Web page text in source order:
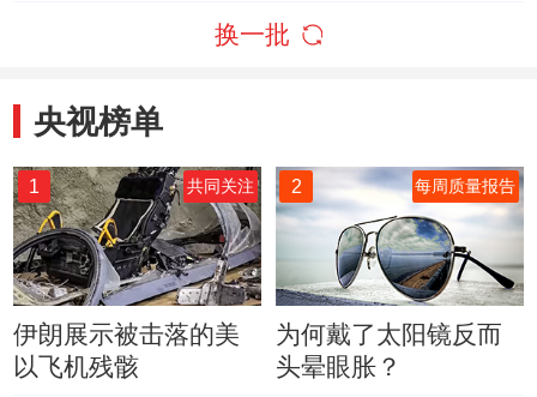
换一批
央视榜单
1 共同关注
伊朗展示被击落的美
以飞机残骸
2 每周质量报告
为何戴了太阳镜反而
头晕眼胀？